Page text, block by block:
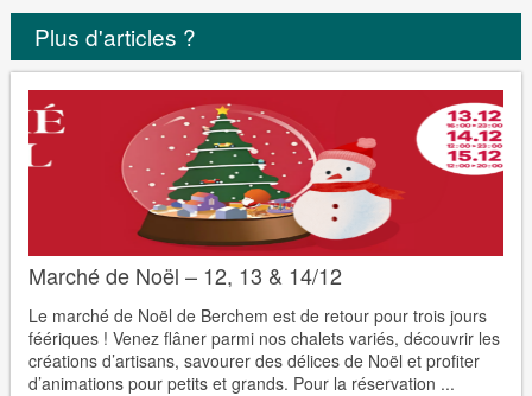
Plus d'articles ?
Marché de Noël – 12, 13 & 14/12
Le marché de Noël de Berchem est de retour pour trois jours
féériques ! Venez flâner parmi nos chalets variés, découvrir les
créations d’artisans, savourer des délices de Noël et profiter
d’animations pour petits et grands. Pour la réservation ...